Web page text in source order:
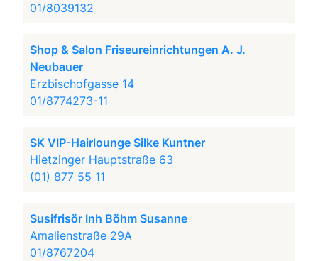
01/8039132
Shop & Salon Friseureinrichtungen A. J.
Neubauer
Erzbischofgasse 14
01/8774273-11
SK VIP-Hairlounge Silke Kuntner
Hietzinger Hauptstraße 63
(01) 877 55 11
Susifrisör Inh Böhm Susanne
Amalienstraße 29A
01/8767204